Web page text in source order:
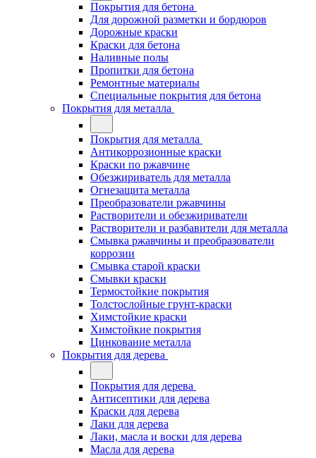
Покрытия для бетона
Для дорожной разметки и бордюров
Дорожные краски
Краски для бетона
Наливные полы
Пропитки для бетона
Ремонтные материалы
Специальные покрытия для бетона
Покрытия для металла
Покрытия для металла
Антикоррозионные краски
Краски по ржавчине
Обезжириватель для металла
Огнезащита металла
Преобразователи ржавчины
Растворители и обезжириватели
Растворители и разбавители для металла
Смывка ржавчины и преобразователи
коррозии
Смывка старой краски
Смывки краски
Термостойкие покрытия
Толстослойные грунт-краски
Химстойкие краски
Химстойкие покрытия
Цинкование металла
Покрытия для дерева
Покрытия для дерева
Антисептики для дерева
Краски для дерева
Лаки для дерева
Лаки, масла и воски для дерева
Масла для дерева